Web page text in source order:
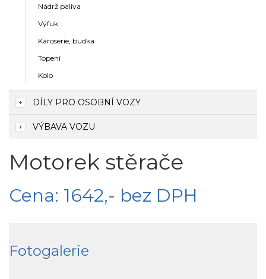
Nádrž paliva
Výfuk
Karoserie, budka
Topení
Kolo
DÍLY PRO OSOBNÍ VOZY
VÝBAVA VOZU
Motorek stěrače
Cena: 1642,- bez DPH
Fotogalerie